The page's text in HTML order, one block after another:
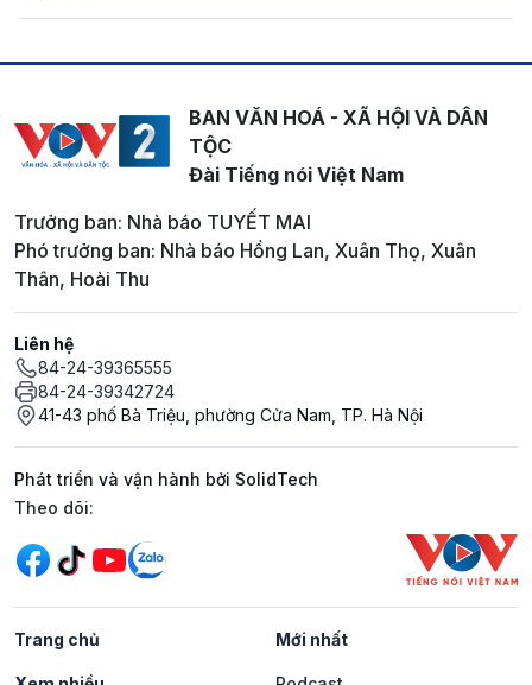
BAN VĂN HOÁ - XÃ HỘI VÀ DÂN
TỘC
Đài Tiếng nói Việt Nam
Trưởng ban: Nhà báo TUYẾT MAI
Phó trưởng ban: Nhà báo Hồng Lan, Xuân Thọ, Xuân
Thân, Hoài Thu
Liên hệ
84-24-39365555
84-24-39342724
41-43 phố Bà Triệu, phường Cửa Nam, TP. Hà Nội
Phát triển và vận hành bởi SolidTech
Mạng xã hội
Theo dõi:
Trang chủ Mới nhất